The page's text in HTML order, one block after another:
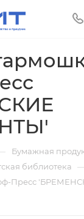
Бумажная
библиотека
Пресс